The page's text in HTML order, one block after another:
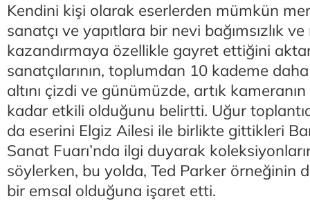
Kendini kişi olarak eserlerden mümkün
sanatçı ve yapıtlara bir nevi bağımsızlık
kazandırmaya özellikle gayret ettiğini
sanatçılarının, toplumdan 10 kademe
altını çizdi ve günümüzde, artık
kadar etkili olduğunu belirtti. Uğur
da eserini Elgiz Ailesi ile birlikte gittikleri
Sanat Fuarı’nda ilgi duyarak
söylerken, bu yolda, Ted Parker örneğinin
bir emsal olduğuna işaret etti.